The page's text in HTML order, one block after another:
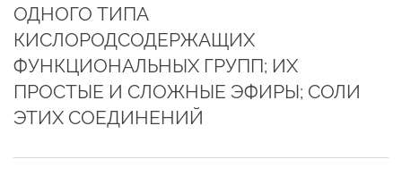
ОДНОГО ТИПА
КИСЛОРОДСОДЕРЖАЩИХ
ФУНКЦИОНАЛЬНЫХ ГРУПП; ИХ
ПРОСТЫЕ И СЛОЖНЫЕ ЭФИРЫ; СОЛИ
ЭТИХ СОЕДИНЕНИЙ